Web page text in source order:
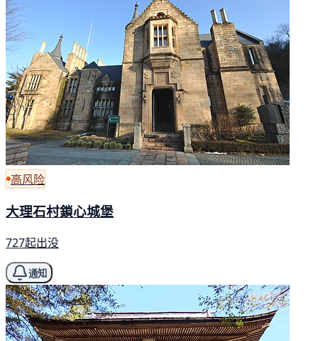
高风险
大理石村鎖心城堡
727起出没
通知